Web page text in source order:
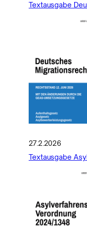
Textausgabe
27.2.2026
Textausgabe